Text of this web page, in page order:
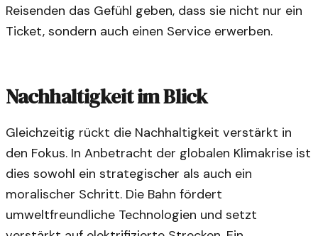
Reisenden das Gefühl geben, dass sie nicht nur ein
Ticket, sondern auch einen Service erwerben.
Nachhaltigkeit im Blick
Gleichzeitig rückt die Nachhaltigkeit verstärkt in
den Fokus. In Anbetracht der globalen Klimakrise ist
dies sowohl ein strategischer als auch ein
moralischer Schritt. Die Bahn fördert
umweltfreundliche Technologien und setzt